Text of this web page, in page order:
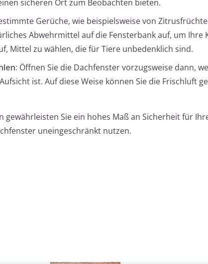
sicheren Ort zum Beobachten bieten.
Gerüche, wie beispielsweise von
Abwehrmittel auf die Fensterbank auf, um Ihre
Mittel zu wählen, die für Tiere unbedenklich sind.
Öffnen Sie die Dachfenster vorzugsweise dann,
ist. Auf diese Weise können Sie die Frischluft
Sie ein hohes Maß an Sicherheit für
uneingeschränkt nutzen.